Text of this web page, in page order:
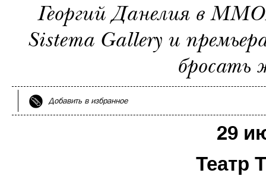
Георгий Данелия в
Sistema Gallery и
бросать
Добавить в избранное
29
Театр